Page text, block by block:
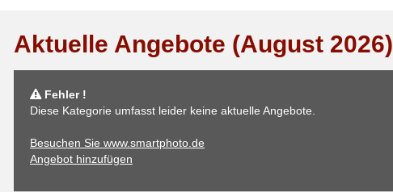
Aktuelle Angebote (August 2026)
Fehler !
Diese Kategorie umfasst leider keine aktuelle Angebote.
Besuchen Sie www.smartphoto.de
Angebot hinzufügen